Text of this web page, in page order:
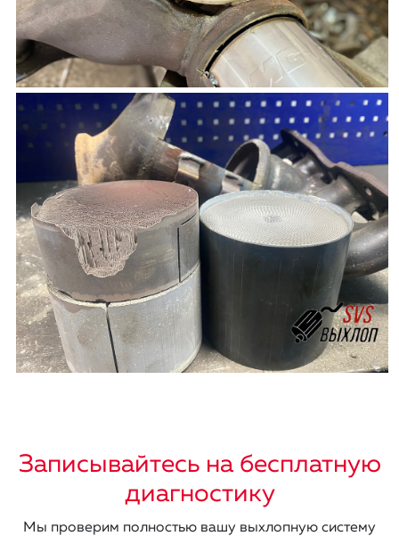
Записывайтесь на бесплатную
диагностику
Мы проверим полностью вашу выхлопную систему